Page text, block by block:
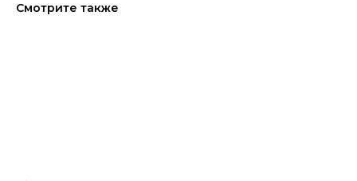
Смотрите также